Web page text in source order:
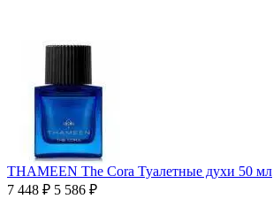
THAMEEN The Cora Туалетные духи 50 мл
7 448 ₽ 5 586 ₽